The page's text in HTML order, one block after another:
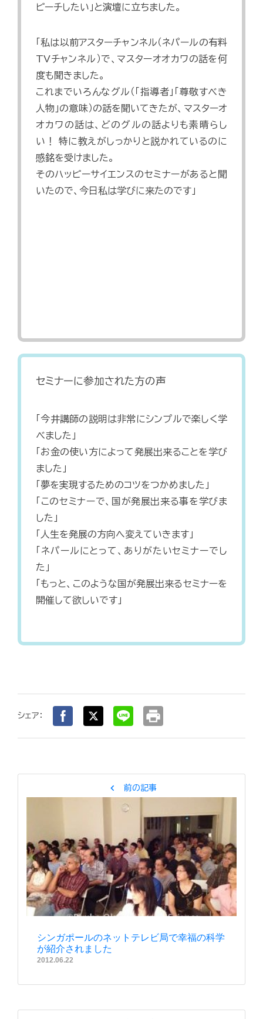
ピーチしたい」と演壇に立ちました。
「私は以前アスターチャンネル（ネパールの有料
TVチャンネル）で、マスターオオカワの話を何
度も聞きました。
これまでいろんなグル（「指導者」「尊敬すべき
人物」の意味）の話を聞いてきたが、マスターオ
オカワの話は、どのグルの話よりも素晴らし
い！ 特に教えがしっかりと説かれているのに
感銘を受けました。
そのハッピーサイエンスのセミナーがあると聞
いたので、今日私は学びに来たのです」
セミナーに参加された方の声
「今井講師の説明は非常にシンプルで楽しく学
べました」
「お金の使い方によって発展出来ることを学び
ました」
「夢を実現するためのコツをつかめました」
「このセミナーで、国が発展出来る事を学びま
した」
「人生を発展の方向へ変えていきます」
「ネパールにとって、ありがたいセミナーでし
た」
「もっと、このような国が発展出来るセミナーを
開催して欲しいです」
シェア： print
chevron_left 前の記事
シンガポールのネットテレビ局で幸福の科学
が紹介されました
2012.06.22